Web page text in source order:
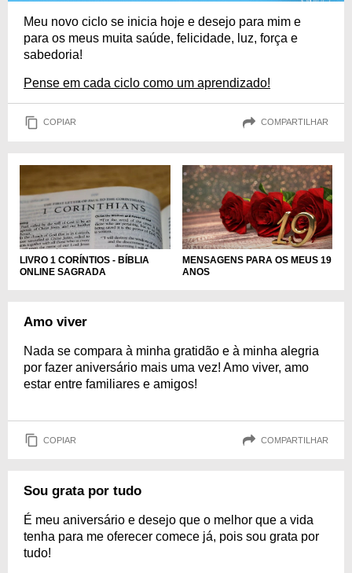
Meu novo ciclo se inicia hoje e desejo para mim e
para os meus muita saúde, felicidade, luz, força e
sabedoria!
Pense em cada ciclo como um aprendizado!
COPIAR COMPARTILHAR
LIVRO 1 CORÍNTIOS - BÍBLIA
ONLINE SAGRADA
MENSAGENS PARA OS MEUS 19
ANOS
Amo viver
Nada se compara à minha gratidão e à minha alegria
por fazer aniversário mais uma vez! Amo viver, amo
estar entre familiares e amigos!
COPIAR COMPARTILHAR
Sou grata por tudo
É meu aniversário e desejo que o melhor que a vida
tenha para me oferecer comece já, pois sou grata por
tudo!